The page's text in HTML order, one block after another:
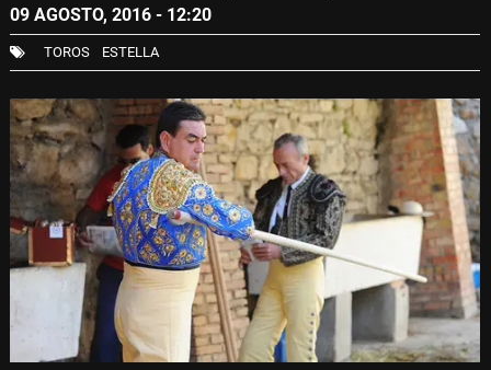
09 AGOSTO, 2016 - 12:20
TOROS ESTELLA